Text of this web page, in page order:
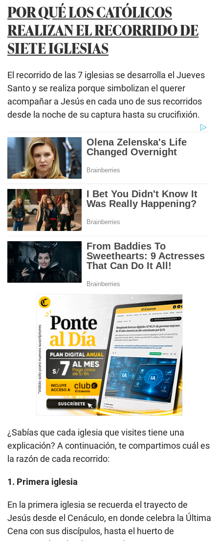
POR QUÉ LOS CATÓLICOS
REALIZAN EL RECORRIDO DE
SIETE IGLESIAS
El recorrido de las 7 iglesias se desarrolla el Jueves
Santo y se realiza porque simbolizan el querer
acompañar a Jesús en cada uno de sus recorridos
desde la noche de su captura hasta su crucifixión.
¿Sabías que cada iglesia que visites tiene una
explicación? A continuación, te compartimos cuál es
la razón de cada recorrido:
1. Primera iglesia
En la primera iglesia se recuerda el trayecto de
Jesús desde el Cenáculo, en donde celebra la Última
Cena con sus discípulos, hasta el huerto de